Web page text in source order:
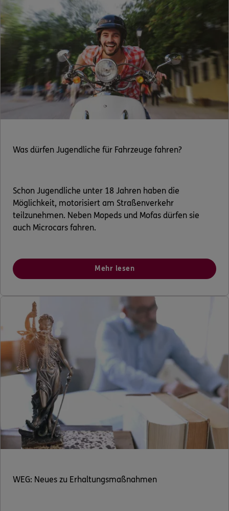
Was dürfen Jugendliche für Fahrzeuge fahren?
Schon Jugendliche unter 18 Jahren haben die
Möglichkeit, motorisiert am Straßenverkehr
teilzunehmen. Neben Mopeds und Mofas dürfen sie
auch Microcars fahren.
Mehr lesen
WEG: Neues zu Erhaltungsmaßnahmen